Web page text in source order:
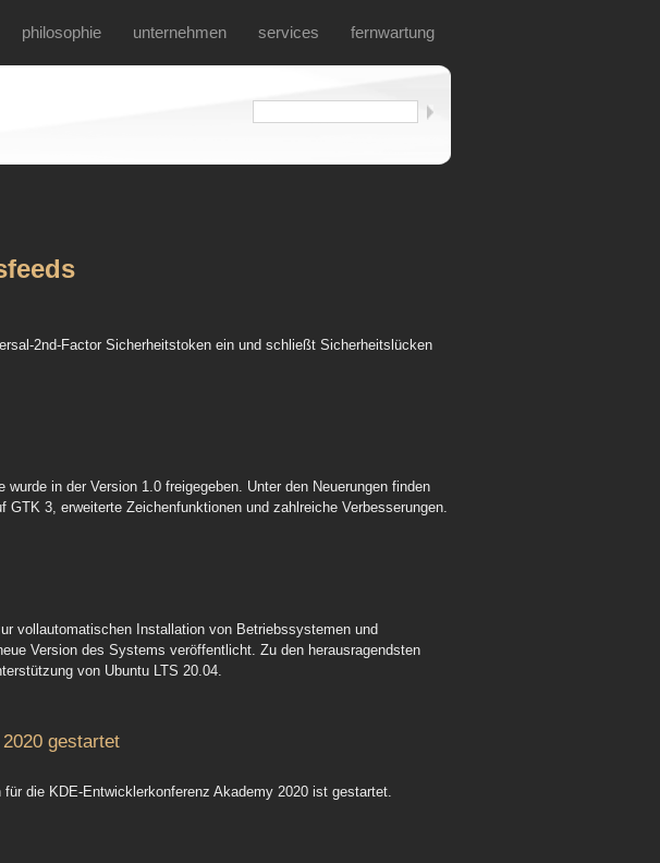
philosophie unternehmen services fernwartung
2nd-Factor Sicherheitstoken ein und schließt Sicherheitslücken
in der Version 1.0 freigegeben. Unter den Neuerungen finden
GTK 3, erweiterte Zeichenfunktionen und zahlreiche Verbesserungen.
vollautomatischen Installation von Betriebssystemen und
Version des Systems veröffentlicht. Zu den herausragendsten
von Ubuntu LTS 20.04.
gestartet
die KDE-Entwicklerkonferenz Akademy 2020 ist gestartet.